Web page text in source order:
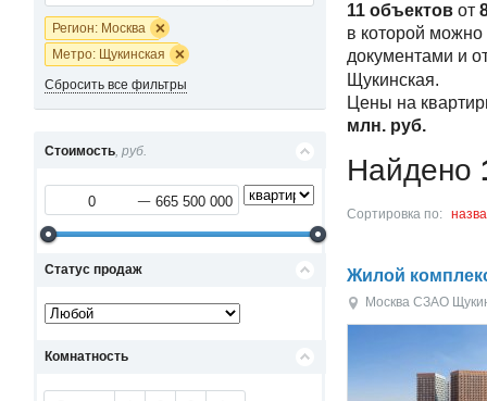
Регион: Москва
Метро: Щукинская
Сбросить все фильтры
Стоимость, руб.
Статус продаж
Комнатность
11 объектов от
в которой
документами и
Щукинская.
Цены на
млн. руб.
Найдено
Сортировка по:
Жилой
Москва СЗАО